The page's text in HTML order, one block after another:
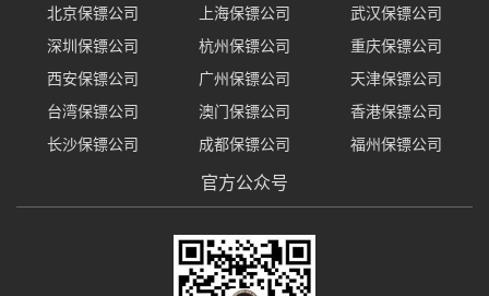
北京保镖公司 上海保镖公司
武汉保镖公司
深圳保镖公司
杭州保镖公司
重庆保镖公司
西安保镖公司
广州保镖公司
天津保镖公司
台湾保镖公司
澳门保镖公司
香港保镖公司
长沙保镖公司
成都保镖公司 福州保镖公司
官方公众号